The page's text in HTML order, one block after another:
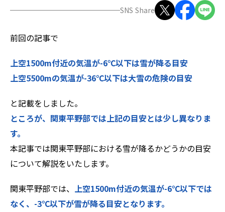
羅針盤PLUS
デジクラゲ
お知らせ
SNS Share
前回の記事で
上空1500m付近の気温が-6℃以下は雪が降る目安
上空5500mの気温が-36℃以下は大雪の危険の目安
と記載をしました。
ところが、関東平野部では上記の目安とは少し異なりま
す。
本記事では関東平野部における雪が降るかどうかの目安
について解説をいたします。
関東平野部では、 上空1500m付近の気温が-6℃以下では
なく、-3℃以下が雪が降る目安となります。